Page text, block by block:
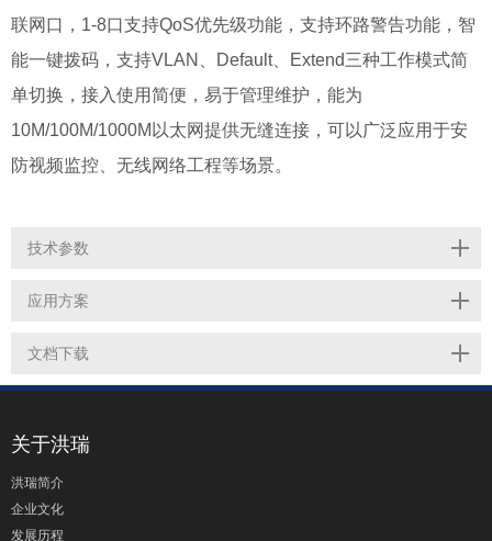
联网口，1-8口支持QoS优先级功能，支持环路警告功能， 智
能一键拨码， 支持VLAN、Default、Extend三种工作模式简
单切换， 接入使用简便， 易于管理维护，能为
10M/100M/1000M以太网提供无缝连接，可以广泛应用于安
防视频监控、无线网络工程等场景。
技术参数
应用方案
文档下载
关于洪瑞
洪瑞简介
企业文化
发展历程